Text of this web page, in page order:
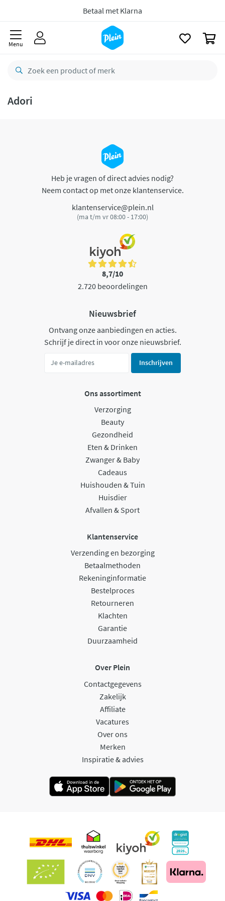
Betaal met Klarna
Menu
Adori
Heb je vragen of direct advies nodig?
Neem contact op met onze klantenservice.
klantenservice@plein.nl
(ma t/m vr 08:00 - 17:00)
8,7/10
2.720 beoordelingen
Nieuwsbrief
Ontvang onze aanbiedingen en acties.
Schrijf je direct in voor onze nieuwsbrief.
Inschrijven
Ons assortiment
Verzorging
Beauty
Gezondheid
Eten & Drinken
Zwanger & Baby
Cadeaus
Huishouden & Tuin
Huisdier
Afvallen & Sport
Klantenservice
Verzending en bezorging
Betaalmethoden
Rekeninginformatie
Bestelproces
Retourneren
Klachten
Garantie
Duurzaamheid
Over Plein
Contactgegevens
Zakelijk
Affiliate
Vacatures
Over ons
Merken
Inspiratie & advies